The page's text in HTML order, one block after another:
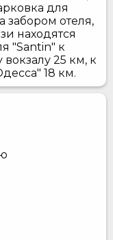
для
забором отеля,
находятся
"Santin" к
25 км, к
18 км.